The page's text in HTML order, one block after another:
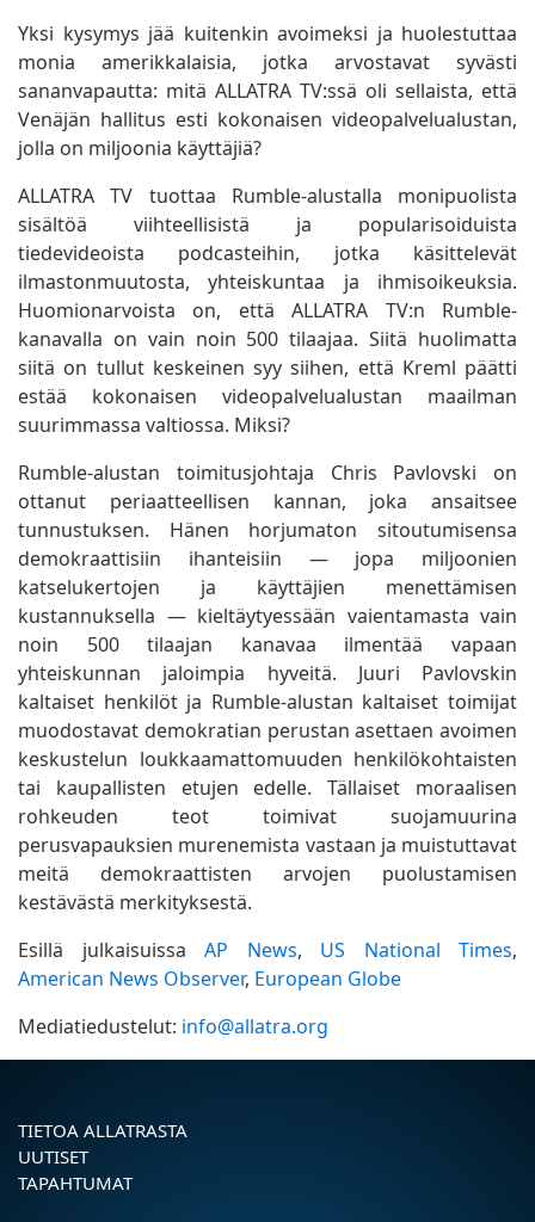
Yksi kysymys jää kuitenkin avoimeksi ja huolestuttaa
monia amerikkalaisia, jotka arvostavat syvästi
sananvapautta: mitä ALLATRA TV:ssä oli sellaista, että
Venäjän hallitus esti kokonaisen videopalvelualustan,
jolla on miljoonia käyttäjiä?
ALLATRA TV tuottaa Rumble-alustalla monipuolista
sisältöä viihteellisistä ja popularisoiduista
tiedevideoista podcasteihin, jotka käsittelevät
ilmastonmuutosta, yhteiskuntaa ja ihmisoikeuksia.
Huomionarvoista on, että ALLATRA TV:n Rumble-
kanavalla on vain noin 500 tilaajaa. Siitä huolimatta
siitä on tullut keskeinen syy siihen, että Kreml päätti
estää kokonaisen videopalvelualustan maailman
suurimmassa valtiossa. Miksi?
Rumble-alustan toimitusjohtaja Chris Pavlovski on
ottanut periaatteellisen kannan, joka ansaitsee
tunnustuksen. Hänen horjumaton sitoutumisensa
demokraattisiin ihanteisiin — jopa miljoonien
katselukertojen ja käyttäjien menettämisen
kustannuksella — kieltäytyessään vaientamasta vain
noin 500 tilaajan kanavaa ilmentää vapaan
yhteiskunnan jaloimpia hyveitä. Juuri Pavlovskin
kaltaiset henkilöt ja Rumble-alustan kaltaiset toimijat
muodostavat demokratian perustan asettaen avoimen
keskustelun loukkaamattomuuden henkilökohtaisten
tai kaupallisten etujen edelle. Tällaiset moraalisen
rohkeuden teot toimivat suojamuurina
perusvapauksien murenemista vastaan ja muistuttavat
meitä demokraattisten arvojen puolustamisen
kestävästä merkityksestä.
Esillä julkaisuissa AP News, US National Times,
American News Observer, European Globe
Mediatiedustelut: info@allatra.org
TIETOA ALLATRASTA
UUTISET
TAPAHTUMAT